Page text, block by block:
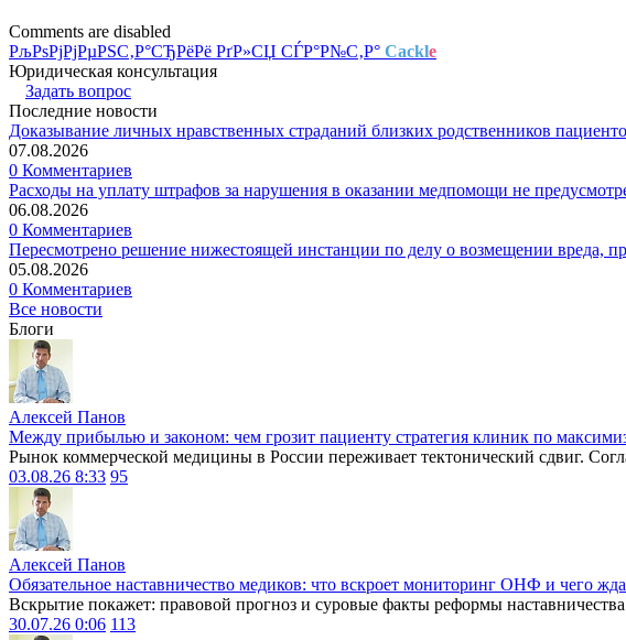
Comments are disabled
РљРѕРјРјРµРЅС‚Р°СЂРёРё РґР»СЏ СЃР°Р№С‚Р° Cackle
Юридическая консультация
Задать вопрос
Последние новости
Доказывание личных нравственных страданий близких родственников
07.08.2026
0 Комментариев
Расходы на уплату штрафов за нарушения в оказании медпомощи не
06.08.2026
0 Комментариев
Пересмотрено решение нижестоящей инстанции по делу о возмещении вреда,
05.08.2026
0 Комментариев
Все новости
Блоги
Алексей Панов
Между прибылью и законом: чем грозит пациенту стратегия клиник по
Рынок коммерческой медицины в России переживает тектонический сдвиг.
03.08.26 8:33 95
Алексей Панов
Обязательное наставничество медиков: что вскроет мониторинг ОНФ и чего
Вскрытие покажет: правовой прогноз и суровые факты реформы
30.07.26 0:06 113